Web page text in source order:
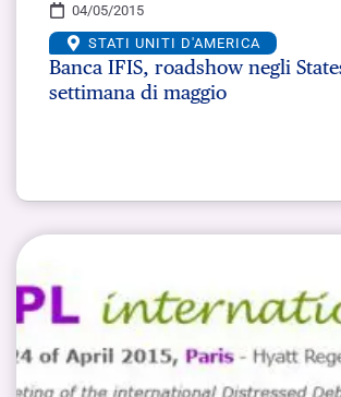
04/05/2015
STATI UNITI D'AMERICA
Banca IFIS, roadshow negli
settimana di maggio